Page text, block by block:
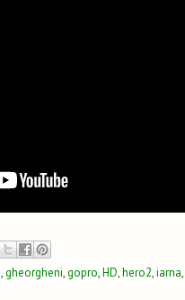
,gheorgheni,gopro,HD,hero2,iarna,